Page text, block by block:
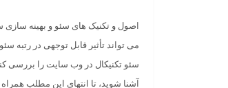
اصول و تکنیک های سئو و بهینه
سئو تکنیکال در وب سایت را بررسی
آشنا شوید، تا انتهای این مطلب همراه